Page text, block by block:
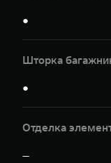
●
Шторка
●
Отделка
—